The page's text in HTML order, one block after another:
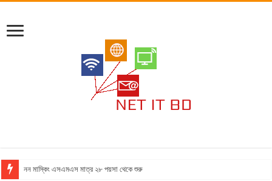
নন মাস্কিং এসএমএস মাত্র ২৮ পয়সা থেকে শুরু